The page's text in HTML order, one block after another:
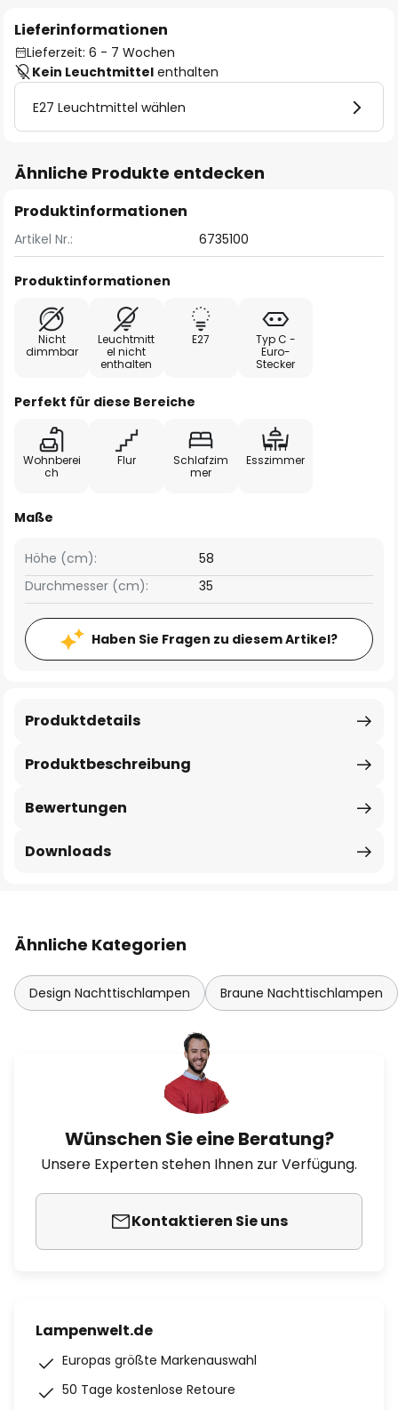
Lieferinformationen
Lieferzeit: 6 - 7 Wochen
Kein Leuchtmittel enthalten
E27 Leuchtmittel wählen
Ähnliche Produkte entdecken
Produktinformationen
Artikel Nr.: 6735100
Produktinformationen
Nicht
dimmbar
Leuchtmitt
el nicht
enthalten
E27
Typ C -
Euro-
Stecker
Perfekt für diese Bereiche
Wohnberei
ch
Flur
Schlafzim
mer
Esszimmer
Maße
Höhe (cm):
58
Durchmesser (cm):
35
Haben Sie Fragen zu diesem Artikel?
Produktbeschreibung
Produktdetails
Bewertungen
Downloads
Ähnliche Kategorien
Design Nachttischlampen Braune Nachttischlampen
Wünschen Sie eine Beratung?
Unsere Experten stehen Ihnen zur Verfügung.
Kontaktieren Sie uns
Lampenwelt.de
Europas größte Markenauswahl
50 Tage kostenlose Retoure